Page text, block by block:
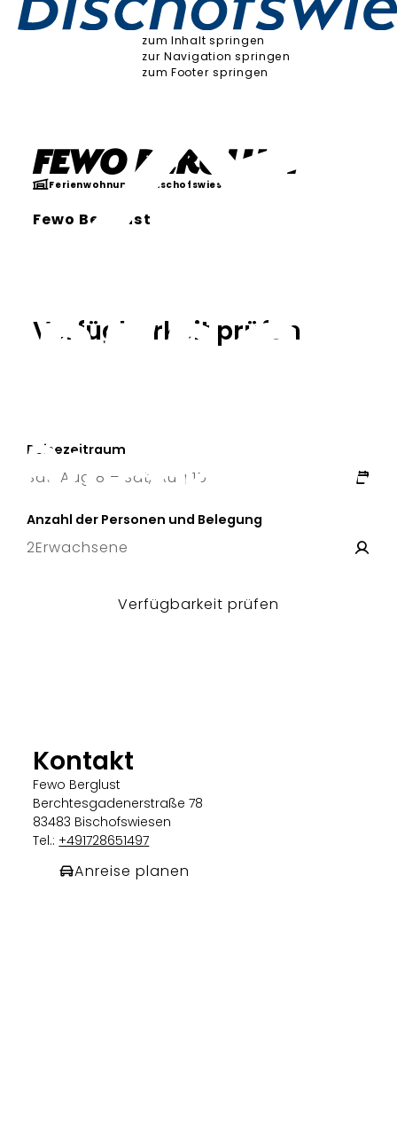
zum Inhalt springen
zur Navigation springen
zum Footer springen
Fewo Berglust
Ferienwohnung Bischofswiesen
Fewo Berglust
Verfügbarkeit prüfen
Reisezeitraum
Sat, Aug 8 – Sat, Aug 15
Anzahl der Personen und Belegung
2Erwachsene
Verfügbarkeit prüfen
Kontakt
Fewo Berglust
Berchtesgadenerstraße 78
83483 Bischofswiesen
Tel.:+491728651497
Anreise planen